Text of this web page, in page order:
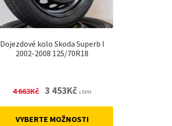
Dojezdové kolo Skoda Superb I
2002-2008 125/70R18
4 663Kč
Original
4
3 453KčCurrent
3
s DPH
VYBERTE MOŽNOSTI